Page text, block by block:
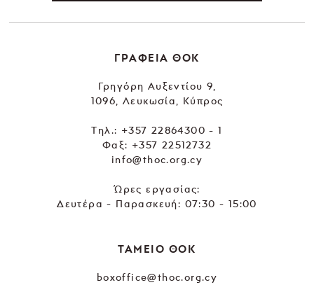
ΓΡΑΦΕΙΑ ΘΟΚ
Γρηγόρη Αυξεντίου 9,
1096, Λευκωσία, Κύπρος
Tηλ.: +357 22864300 - 1
Φαξ: +357 22512732
info@thoc.org.cy
Ώρες εργασίας:
Δευτέρα - Παρασκευή: 07:30 - 15:00
ΤΑΜΕΙΟ ΘΟΚ
boxoffice@thoc.org.cy